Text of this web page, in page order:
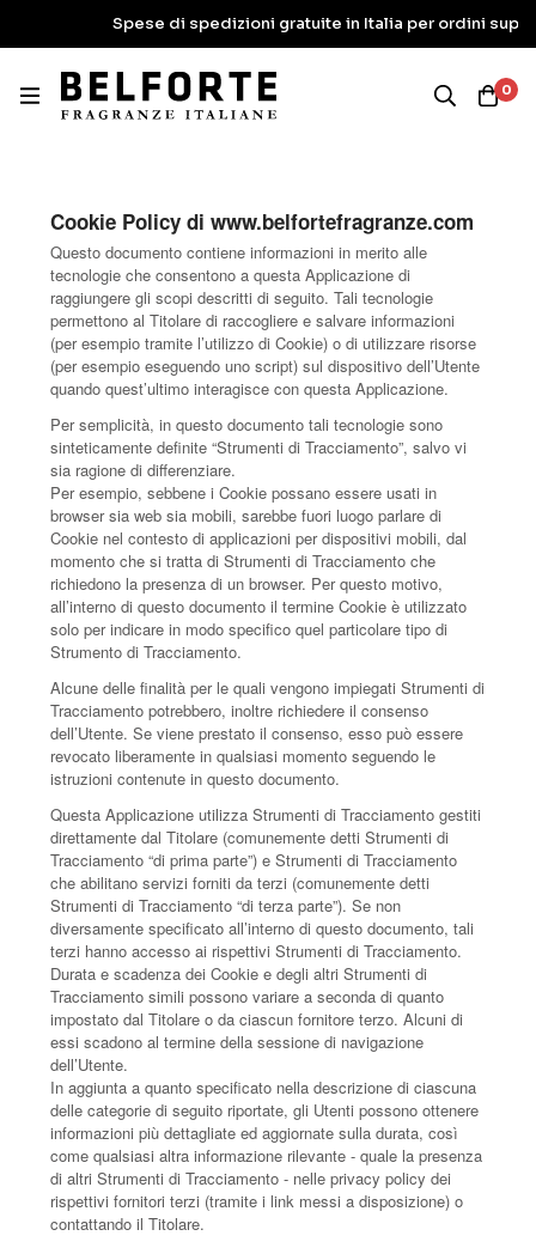
Spese di spedizioni gratuite in Italia per ordini superiori ai
0
Cookie Policy di www.belfortefragranze.com
Questo documento contiene informazioni in merito alle
tecnologie che consentono a questa Applicazione di
raggiungere gli scopi descritti di seguito. Tali tecnologie
permettono al Titolare di raccogliere e salvare informazioni
(per esempio tramite l’utilizzo di Cookie) o di utilizzare risorse
(per esempio eseguendo uno script) sul dispositivo dell’Utente
quando quest’ultimo interagisce con questa Applicazione.
Per semplicità, in questo documento tali tecnologie sono
sinteticamente definite “Strumenti di Tracciamento”, salvo vi
sia ragione di differenziare.
Per esempio, sebbene i Cookie possano essere usati in
browser sia web sia mobili, sarebbe fuori luogo parlare di
Cookie nel contesto di applicazioni per dispositivi mobili, dal
momento che si tratta di Strumenti di Tracciamento che
richiedono la presenza di un browser. Per questo motivo,
all’interno di questo documento il termine Cookie è utilizzato
solo per indicare in modo specifico quel particolare tipo di
Strumento di Tracciamento.
Alcune delle finalità per le quali vengono impiegati Strumenti di
Tracciamento potrebbero, inoltre richiedere il consenso
dell’Utente. Se viene prestato il consenso, esso può essere
revocato liberamente in qualsiasi momento seguendo le
istruzioni contenute in questo documento.
Questa Applicazione utilizza Strumenti di Tracciamento gestiti
direttamente dal Titolare (comunemente detti Strumenti di
Tracciamento “di prima parte”) e Strumenti di Tracciamento
che abilitano servizi forniti da terzi (comunemente detti
Strumenti di Tracciamento “di terza parte”). Se non
diversamente specificato all’interno di questo documento, tali
terzi hanno accesso ai rispettivi Strumenti di Tracciamento.
Durata e scadenza dei Cookie e degli altri Strumenti di
Tracciamento simili possono variare a seconda di quanto
impostato dal Titolare o da ciascun fornitore terzo. Alcuni di
essi scadono al termine della sessione di navigazione
dell’Utente.
In aggiunta a quanto specificato nella descrizione di ciascuna
delle categorie di seguito riportate, gli Utenti possono ottenere
informazioni più dettagliate ed aggiornate sulla durata, così
come qualsiasi altra informazione rilevante - quale la presenza
di altri Strumenti di Tracciamento - nelle privacy policy dei
rispettivi fornitori terzi (tramite i link messi a disposizione) o
contattando il Titolare.